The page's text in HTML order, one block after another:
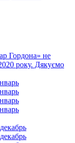
Гордона» не
року. Дякуємо